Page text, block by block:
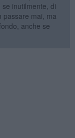
inutilmente, di
passare mai, ma
anche se